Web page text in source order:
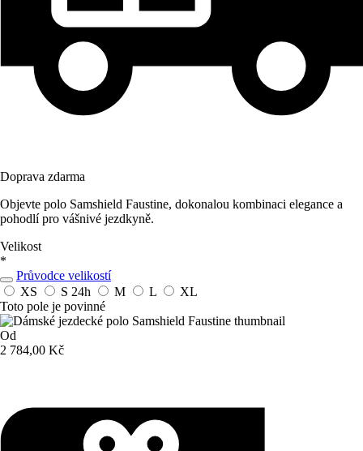
Doprava zdarma
Objevte polo Samshield Faustine, dokonalou kombinaci elegance a
pohodlí pro vášnivé jezdkyně.
Velikost
*
Průvodce velikostí
XS
S 24h M L
XL
Toto pole je povinné
Od
2 784,00 Kč